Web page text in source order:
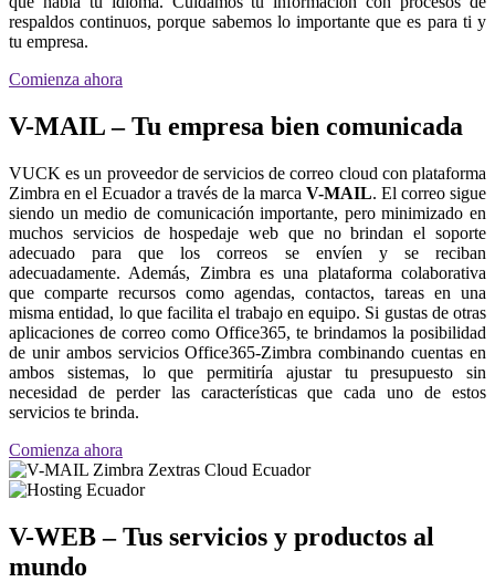
respaldos continuos, porque sabemos lo importante que es para ti y
tu empresa.
Comienza ahora
V-MAIL – Tu empresa bien comunicada
VUCK es un proveedor de servicios de correo cloud con plataforma
Zimbra en el Ecuador a través de la marca V-MAIL. El correo sigue
siendo un medio de comunicación importante, pero minimizado en
muchos servicios de hospedaje web que no brindan el soporte
adecuado para que los correos se envíen y se reciban
adecuadamente. Además, Zimbra es una plataforma colaborativa
que comparte recursos como agendas, contactos, tareas en una
misma entidad, lo que facilita el trabajo en equipo. Si gustas de otras
aplicaciones de correo como Office365, te brindamos la posibilidad
de unir ambos servicios Office365-Zimbra combinando cuentas en
ambos sistemas, lo que permitiría ajustar tu presupuesto sin
necesidad de perder las características que cada uno de estos
servicios te brinda.
Comienza ahora
V-WEB – Tus servicios y productos al
mundo